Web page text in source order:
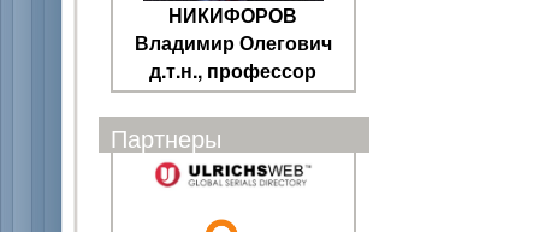
НИКИФОРОВ
Владимир Олегович
д.т.н., профессор
Партнеры